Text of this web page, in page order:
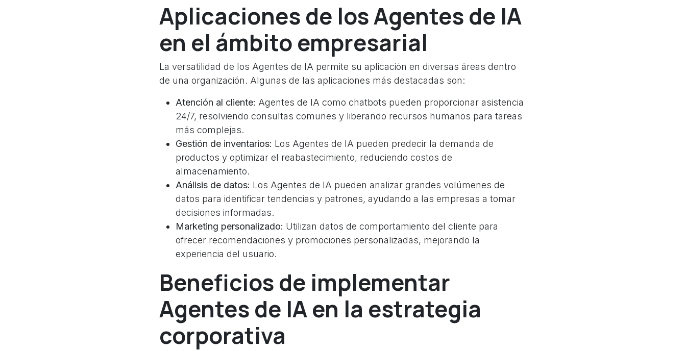
Aplicaciones de los Agentes de IA
en el ámbito empresarial
La versatilidad de los Agentes de IA permite su aplicación en diversas áreas dentro
de una organización. Algunas de las aplicaciones más destacadas son:
Atención al cliente: Agentes de IA como chatbots pueden proporcionar asistencia
24/7, resolviendo consultas comunes y liberando recursos humanos para tareas
más complejas.
Gestión de inventarios: Los Agentes de IA pueden predecir la demanda de
productos y optimizar el reabastecimiento, reduciendo costos de
almacenamiento.
Análisis de datos: Los Agentes de IA pueden analizar grandes volúmenes de
datos para identificar tendencias y patrones, ayudando a las empresas a tomar
decisiones informadas.
Marketing personalizado: Utilizan datos de comportamiento del cliente para
ofrecer recomendaciones y promociones personalizadas, mejorando la
experiencia del usuario.
Beneficios de implementar
Agentes de IA en la estrategia
corporativa